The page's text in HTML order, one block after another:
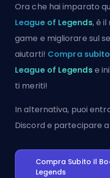
Ora che hai imparato
League of Legends, è
game e migliorare sul
aiutarti! Compra
League of Legendse
ti meriti!
In alternativa, puoi
Discord e partecipare a
Compra Subito Il
Legends